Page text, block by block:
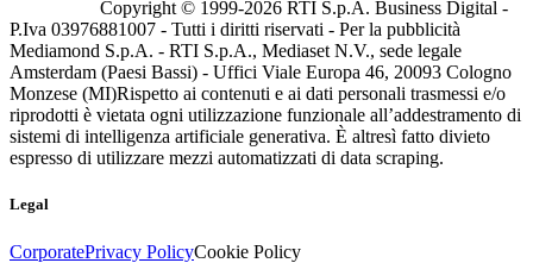
Copyright © 1999-2026 RTI S.p.A. Business Digital -
P.Iva 03976881007 - Tutti i diritti riservati - Per la pubblicità
Mediamond S.p.A. - RTI S.p.A., Mediaset N.V., sede legale
Amsterdam (Paesi Bassi) - Uffici Viale Europa 46, 20093 Cologno
Monzese (MI)Rispetto ai contenuti e ai dati personali trasmessi e/o
riprodotti è vietata ogni utilizzazione funzionale all’addestramento di
sistemi di intelligenza artificiale generativa. È altresì fatto divieto
espresso di utilizzare mezzi automatizzati di data scraping.
Legal
CorporatePrivacy PolicyCookie Policy